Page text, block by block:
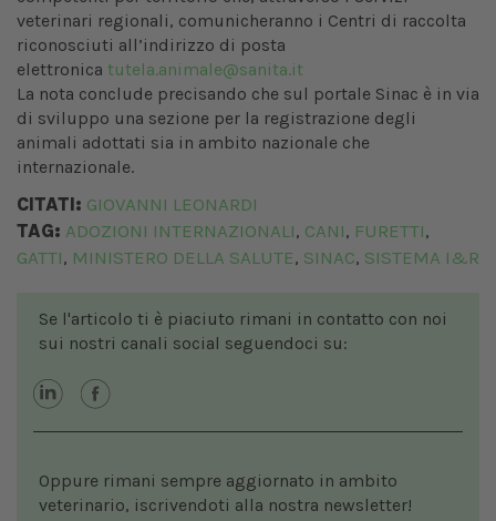
veterinari regionali, comunicheranno i Centri di raccolta
riconosciuti all’indirizzo di posta
elettronica tutela.animale@sanita.it
La nota conclude precisando che​ sul portale Sinac è in via
di sviluppo una sezione per la registrazione degli
animali adottati sia in ambito nazionale che
internazionale.
CITATI: GIOVANNI LEONARDI
TAG: ADOZIONI INTERNAZIONALI, CANI, FURETTI,
GATTI, MINISTERO DELLA SALUTE, SINAC, SISTEMA I&R
Se l'articolo ti è piaciuto rimani in contatto con noi
sui nostri canali social seguendoci su:
Oppure rimani sempre aggiornato in ambito
veterinario, iscrivendoti alla nostra newsletter!